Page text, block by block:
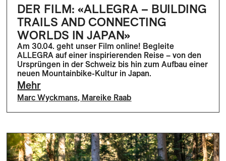
DER FILM: «ALLEGRA – BUILDING
TRAILS AND CONNECTING
WORLDS IN JAPAN»
Am 30.04. geht unser Film online! Begleite
ALLEGRA auf einer inspirierenden Reise – von den
Ursprüngen in der Schweiz bis hin zum Aufbau einer
neuen Mountainbike-Kultur in Japan.
Mehr
Marc Wyckmans, Mareike Raab